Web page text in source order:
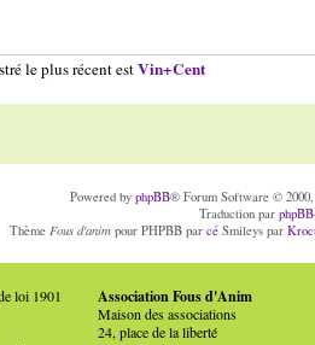
le plus récent estVin+Cent
Powered by phpBB® Forum Software © 2000,
Traduction par
Thème Fous d'anim pour PHPBB parcé Smileys par
loi 1901
Association Fous d'Anim
Maison des associations
24, place de la liberté